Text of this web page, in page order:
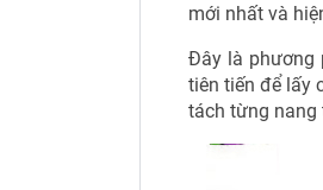
mới nhất và
Đây là phương
tiên tiến để lấy
tách từng nang